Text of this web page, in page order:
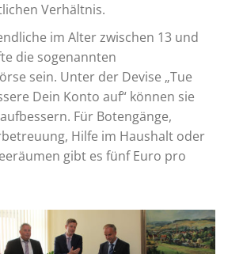
Verhältnis.
im Alter zwischen 13 und
die sogenannten
sein. Unter der Devise „Tue
Dein Konto auf“ können sie
Für Botengänge,
Hilfe im Haushalt oder
gibt es fünf Euro pro